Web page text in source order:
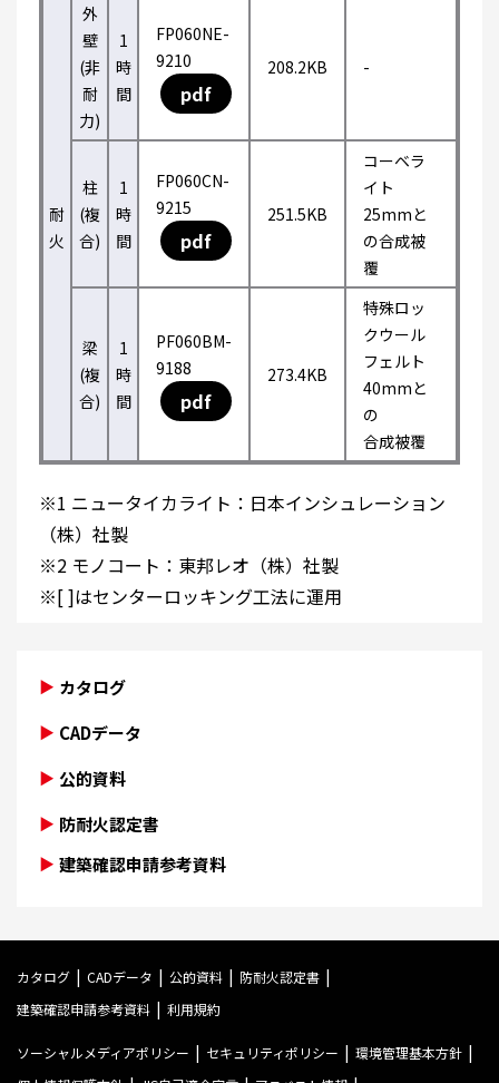
耐
火
外
壁
(非
耐
力)
1
時
間
FP060NE-
9210
pdf
208.2KB -
柱
(複
合)
1
時
間
FP060CN-
9215
pdf
251.5KB
コーベラ
イト
25mmと
の合成被
覆
梁
(複
合)
1
時
間
PF060BM-
9188
pdf
273.4KB
特殊ロッ
クウール
フェルト
40mmと
の
合成被覆
※1 ニュータイカライト：日本インシュレーション
（株）社製
※2 モノコート：東邦レオ（株）社製
※[ ]はセンターロッキング工法に運用
カタログ
CADデータ
公的資料
防耐火認定書
建築確認申請参考資料
カタログ CADデータ 公的資料
防耐火認定書
建築確認申請参考資料
利用規約
ソーシャルメディアポリシー セキュリティポリシー
環境管理基本方針